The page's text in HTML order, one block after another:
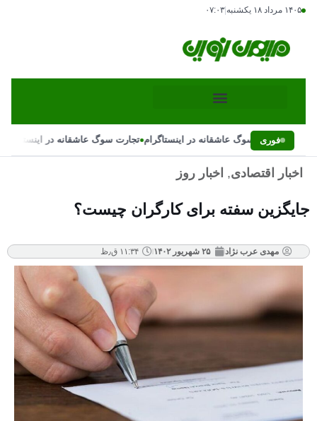
۱۴۰۵ مرداد ۱۸ یکشنبه ۰۷:۰۳
فوری
تجارت سوگ عاشقانه در اینستاگرام•تجارت سوگ عاشقانه در اینستاگرام
اخبار اقتصادی, اخبار روز
جایگزین سفته برای کارگران چیست؟
مهدی عرب نژاد ۲۵ شهریور ۱۴۰۲ ۱۱:۳۴ ق٫ظ